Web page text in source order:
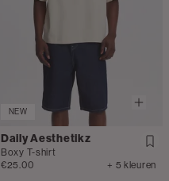
NEW
Daily Aesthetikz
Boxy T-shirt
€25.00
+ 5 kleuren